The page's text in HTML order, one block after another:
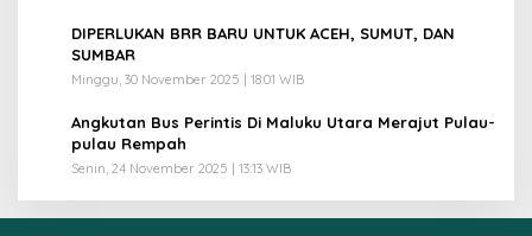
DIPERLUKAN BRR BARU UNTUK ACEH, SUMUT, DAN
SUMBAR
Minggu, 30 November 2025 | 18:01 WIB
Angkutan Bus Perintis Di Maluku Utara Merajut Pulau-
pulau Rempah
Senin, 24 November 2025 | 13:13 WIB